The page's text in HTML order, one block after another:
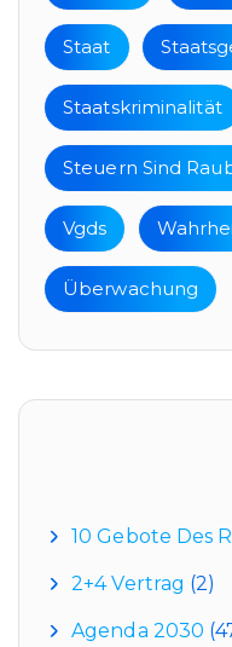
Staat
Staatskriminalität
Steuern Sind
Vgds
Überwachung
10 Gebote Des
2+4 Vertrag (2)
Agenda 2030